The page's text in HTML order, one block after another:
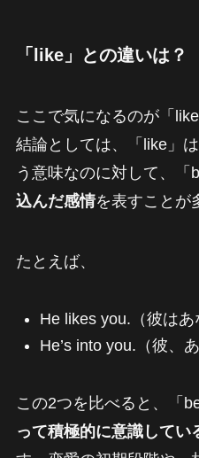
「like」との違いは？
ここで気になるのが「
結論としては、「like」
う意味なのに対して、「
込んだ感情を表すことが
たとえば、
He likes you.（彼はあ
He’s into you.（彼、
この2つを比べると、「
って積極的に意識してい